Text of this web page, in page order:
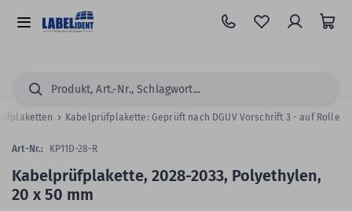
Hauptinhalt
springen
Alle
Suchen...
Kabelprüfplakette: Geprüft nach DGUV Vorschrift 3 - auf Rolle
Kabelprüfplakette, 2028-2033, Polyethylen,
20 x 50 mm
Art-Nr.: KP11D-28-R